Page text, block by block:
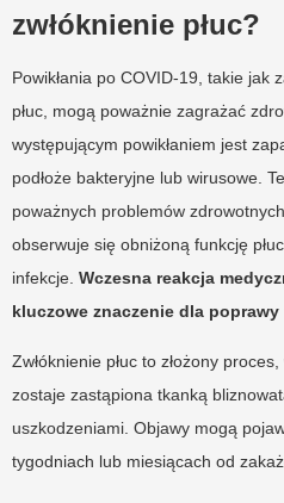
zwłóknienie płuc?
Powikłania po COVID-19, takie jak
płuc, mogą poważnie zagrażać
występującym powikłaniem jest
podłoże bakteryjne lub wirusowe.
poważnych problemów
obserwuje się obniżoną funkcję
infekcje. Wczesna reakcja
kluczowe znaczenie dla poprawy
Zwłóknienie płuc to złożony
zostaje zastąpiona tkanką
uszkodzeniami. Objawy mogą
tygodniach lub miesiącach od